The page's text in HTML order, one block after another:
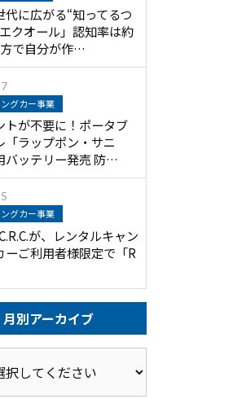
代に広がる“知ってるつ
クオール」認知率は約
で自分が作…
グカー事業
トが不要に！ポータブ
「ラップポン・サニ
バッテリー発売 防…
グカー事業
が、レンタルキャン
ーご利用者様限定で「R
月別アーカイブ